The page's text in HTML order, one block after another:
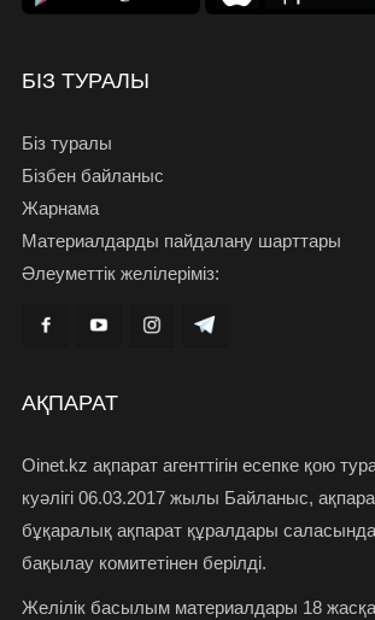
БІЗ ТУРАЛЫ
Біз туралы
Бізбен байланыс
Жарнама
Материалдарды пайдалану шарттары
Әлеуметтік желілеріміз:
АҚПАРАТ
Oinet.kz ақпарат агенттігін есепке қою
куәлігі 06.03.2017 жылы Байланыс,
бұқаралық ақпарат құралдары
бақылау комитетінен берілді.
Желілік басылым материалдары 18